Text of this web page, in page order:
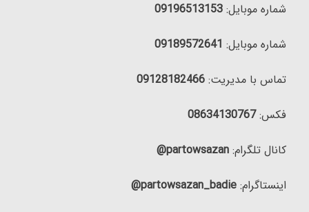
شماره موبایل:09196513153
شماره موبایل: 09189572641
تماس با مدیریت:09128182466
فکس:08634130767
کانال تلگرام:partowsazan@
اینستاگرام:partowsazan_badie@